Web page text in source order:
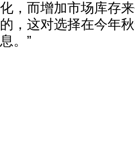
化，而增加市场库存
的，这对选择在今年
息。”